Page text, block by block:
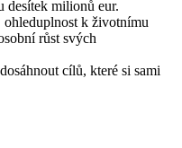
desítek milionů eur.
ohleduplnost k životnímu
růst svých
cílů, které si sami